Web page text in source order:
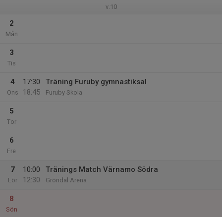
v.10
2
Mån
3
Tis
4
Ons
17:30
18:45
Träning Furuby gymnastiksal
Furuby Skola
5
Tor
6
Fre
7
Lör
10:00
12:30
Tränings Match Värnamo Södra
Gröndal Arena
8
Sön